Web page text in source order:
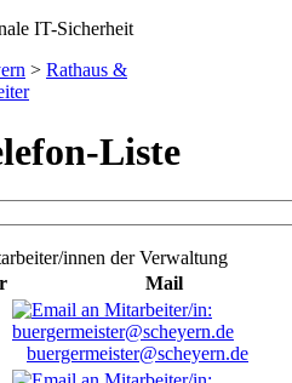
> Rathaus &
Liste
innen der Verwaltung
Mail
buergermeister@scheyern.de